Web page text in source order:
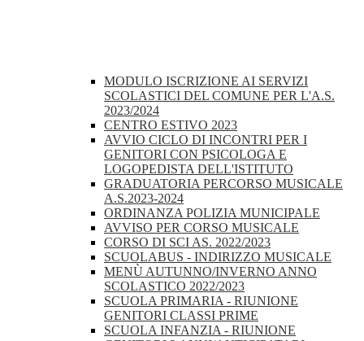
MODULO ISCRIZIONE AI SERVIZI
SCOLASTICI DEL COMUNE PER L'A.S.
2023/2024
CENTRO ESTIVO 2023
AVVIO CICLO DI INCONTRI PER I
GENITORI CON PSICOLOGA E
LOGOPEDISTA DELL'ISTITUTO
GRADUATORIA PERCORSO MUSICALE
A.S.2023-2024
ORDINANZA POLIZIA MUNICIPALE
AVVISO PER CORSO MUSICALE
CORSO DI SCI AS. 2022/2023
SCUOLABUS - INDIRIZZO MUSICALE
MENÙ AUTUNNO/INVERNO ANNO
SCOLASTICO 2022/2023
SCUOLA PRIMARIA - RIUNIONE
GENITORI CLASSI PRIME
SCUOLA INFANZIA - RIUNIONE